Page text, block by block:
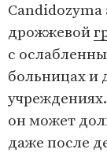
дрожжевой
с
больницах и
он может
даже после